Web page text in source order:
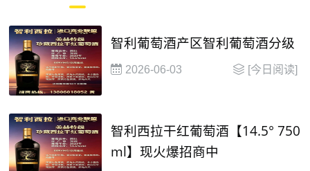
智利葡萄酒产区智利葡萄酒分级
2026-06-03 [今日阅读]
智利西拉干红葡萄酒【14.5° 750
ml】现火爆招商中